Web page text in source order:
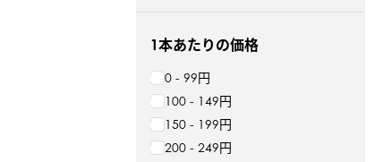
1本あたりの価格
0 - 99円
100 - 149円
150 - 199円
200 - 249円